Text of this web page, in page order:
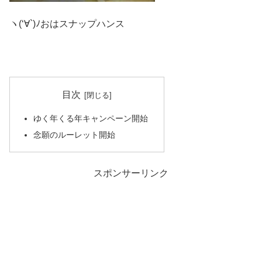
ヽ(‘∀`)ﾉおはスナップハンス
目次
ゆく年くる年キャンペーン開始
念願のルーレット開始
スポンサーリンク